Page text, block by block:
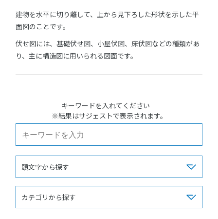
建物を水平に切り離して、上から見下ろした形状を示した平
面図のことです。
伏せ図には、基礎伏せ図、小屋伏図、床伏図などの種類があ
り、主に構造図に用いられる図面です。
キーワードを入れてください
※結果はサジェストで表示されます。